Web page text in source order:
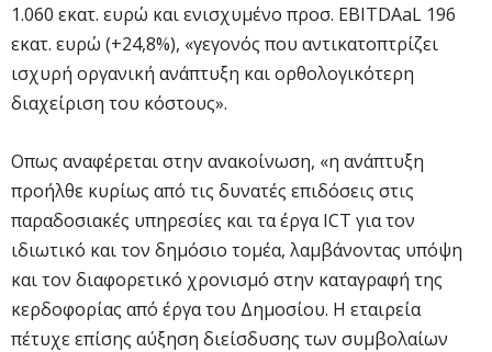
1.060 εκατ. ευρώ και ενισχυμένο προσ. EBITDAaL 196
εκατ. ευρώ (+24,8%), «γεγονός που αντικατοπτρίζει
ισχυρή οργανική ανάπτυξη και ορθολογικότερη
διαχείριση του κόστους».
Οπως αναφέρεται στην ανακοίνωση, «η ανάπτυξη
προήλθε κυρίως από τις δυνατές επιδόσεις στις
παραδοσιακές υπηρεσίες και τα έργα ICT για τον
ιδιωτικό και τον δημόσιο τομέα, λαμβάνοντας υπόψη
και τον διαφορετικό χρονισμό στην καταγραφή της
κερδοφορίας από έργα του Δημοσίου. Η εταιρεία
πέτυχε επίσης αύξηση διείσδυσης των συμβολαίων